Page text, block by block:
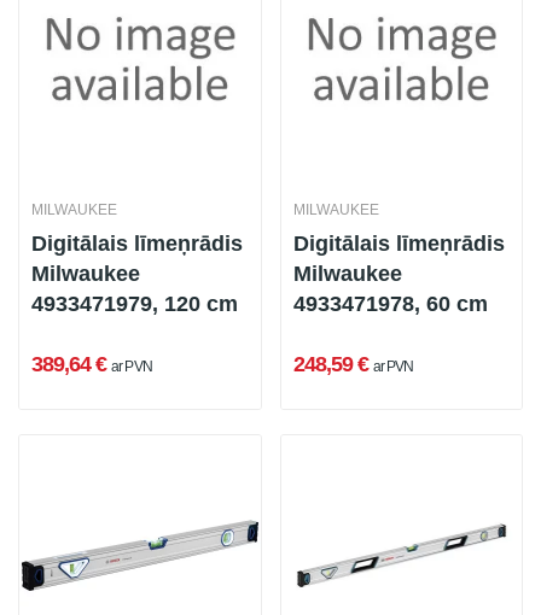
MILWAUKEE
Digitālais līmeņrādis
Milwaukee
4933471979, 120 cm
389,64 € ar PVN
MILWAUKEE
Digitālais līmeņrādis
Milwaukee
4933471978, 60 cm
248,59 € ar PVN